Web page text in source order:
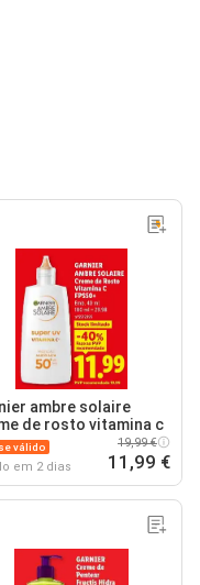
ambre solaire
de rosto vitamina c
válido
em 2 dias
19,99 €
11,99 €